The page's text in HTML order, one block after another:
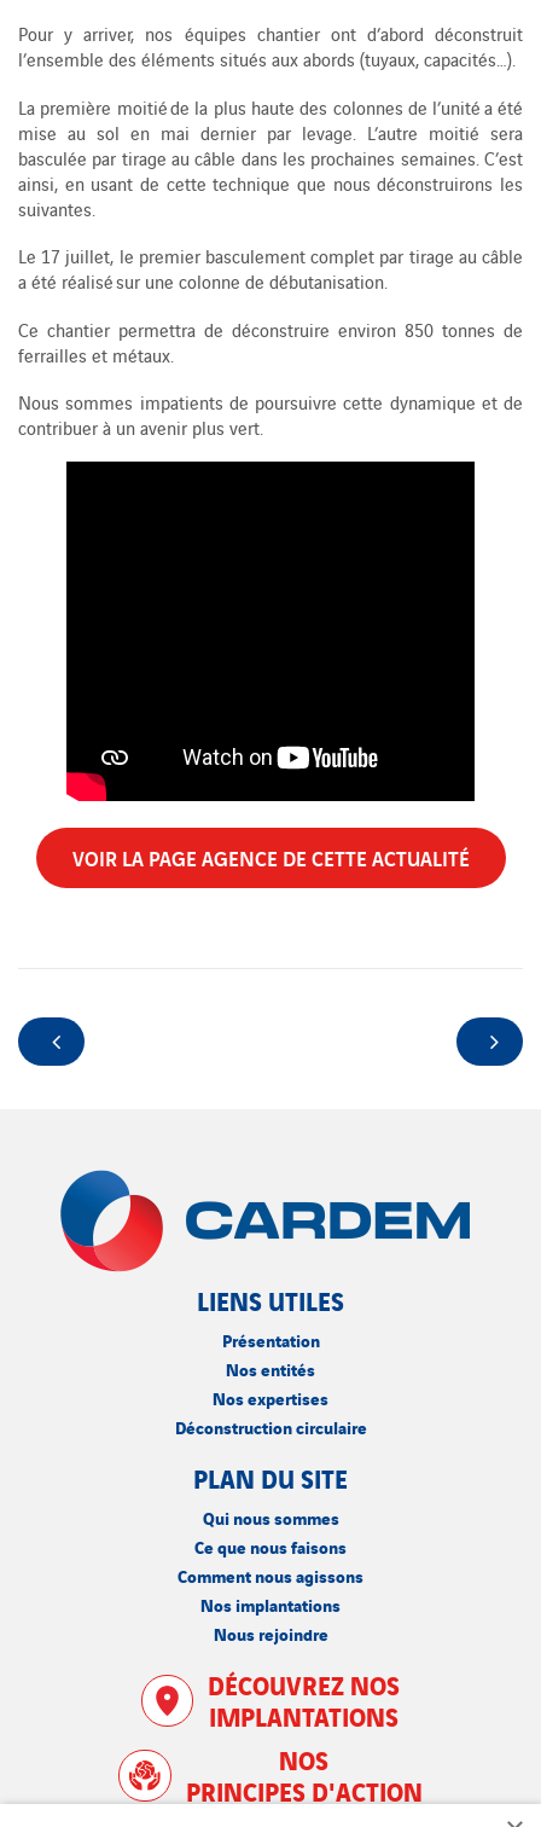
Pour y arriver, nos équipes chantier ont d’abord déconstruit
l’ensemble des éléments situés aux abords (tuyaux, capacités…).
La première moitié de la plus haute des colonnes de l’unité a été
mise au sol en mai dernier par levage. L’autre moitié sera
basculée par tirage au câble dans les prochaines semaines. C’est
ainsi, en usant de cette technique que nous déconstruirons les
suivantes.
Le 17 juillet, le premier basculement complet par tirage au câble
a été réalisé sur une colonne de débutanisation.
Ce chantier permettra de déconstruire environ 850 tonnes de
ferrailles et métaux.
Nous sommes impatients de poursuivre cette dynamique et de
contribuer à un avenir plus vert.
VOIR LA PAGE AGENCE DE CETTE ACTUALITÉ
LIENS UTILES
Présentation
Nos entités
Nos expertises
Déconstruction circulaire
PLAN DU SITE
Qui nous sommes
Ce que nous faisons
Comment nous agissons
Nos implantations
Nous rejoindre
DÉCOUVREZ NOS
IMPLANTATIONS
NOS
PRINCIPES D'ACTION